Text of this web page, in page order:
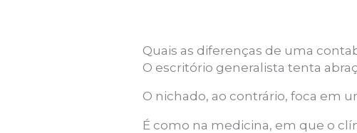
Quais as diferenças de uma
O escritório generalista tenta
O nichado, ao contrário, foca em
É como na medicina, em que o